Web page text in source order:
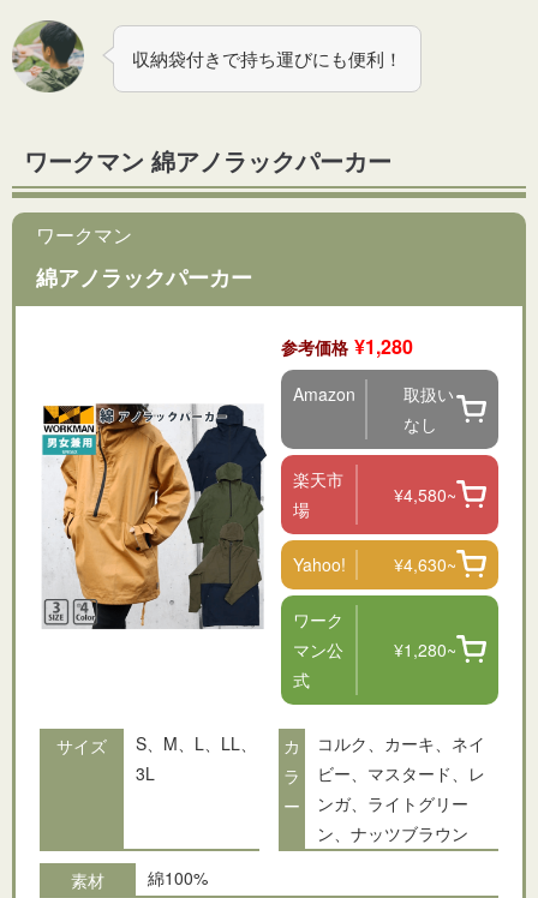
収納袋付きで持ち運びにも便利！
ワークマン 綿アノラックパーカー
ワークマン
綿アノラックパーカー
参考価格 ¥1,280
Amazon
取扱い
なし
楽天市
場
¥4,580~
Yahoo! ¥4,630~
ワーク
マン公
式
¥1,280~
サイズ
S、M、L、LL、
3L
カ
ラ
ー
コルク、カーキ、ネイ
ビー、マスタード、レ
ンガ、ライトグリー
ン、ナッツブラウン
素材
綿100%